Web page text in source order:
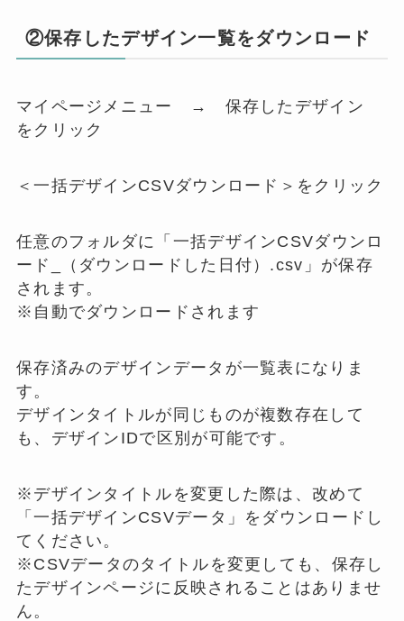
②保存したデザイン一覧をダウンロード
マイページメニュー → 保存したデザイン
をクリック
＜一括デザインCSVダウンロード＞をクリック
任意のフォルダに「一括デザインCSVダウンロ
ード_（ダウンロードした日付）.csv」が保存
されます。
※自動でダウンロードされます
保存済みのデザインデータが一覧表になりま
す。
デザインタイトルが同じものが複数存在して
も、デザインIDで区別が可能です。
※デザインタイトルを変更した際は、改めて
「一括デザインCSVデータ」をダウンロードし
てください。
※CSVデータのタイトルを変更しても、保存し
たデザインページに反映されることはありませ
ん。